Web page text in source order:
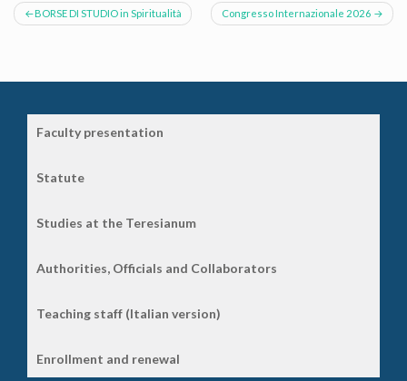
Post
BORSE DI STUDIO in Spiritualità Congresso Internazionale 2026
Faculty presentation
Statute
Studies at the Teresianum
Authorities, Officials and Collaborators
Teaching staff (Italian version)
Enrollment and renewal